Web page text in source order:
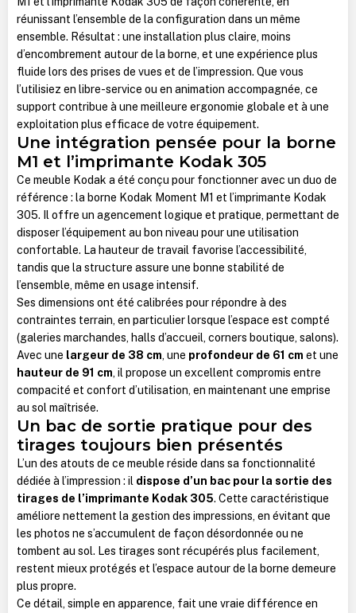
réunissant l’ensemble de la configuration dans un même
ensemble. Résultat : une installation plus claire, moins
d’encombrement autour de la borne, et une expérience plus
fluide lors des prises de vues et de l’impression. Que vous
l’utilisiez en libre-service ou en animation accompagnée, ce
support contribue à une meilleure ergonomie globale et à une
exploitation plus efficace de votre équipement.
Une intégration pensée pour la borne
M1 et l’imprimante Kodak 305
Ce meuble Kodak a été conçu pour fonctionner avec un duo de
référence : la borne Kodak Moment M1 et l’imprimante Kodak
305. Il offre un agencement logique et pratique, permettant de
disposer l’équipement au bon niveau pour une utilisation
confortable. La hauteur de travail favorise l’accessibilité,
tandis que la structure assure une bonne stabilité de
l’ensemble, même en usage intensif.
Ses dimensions ont été calibrées pour répondre à des
contraintes terrain, en particulier lorsque l’espace est compté
(galeries marchandes, halls d’accueil, corners boutique, salons).
Avec une largeur de 38 cm, une profondeur de 61 cm et une
hauteur de 91 cm, il propose un excellent compromis entre
compacité et confort d’utilisation, en maintenant une emprise
au sol maîtrisée.
Un bac de sortie pratique pour des
tirages toujours bien présentés
L’un des atouts de ce meuble réside dans sa fonctionnalité
dédiée à l’impression : il dispose d’un bac pour la sortie des
tirages de l’imprimante Kodak 305. Cette caractéristique
améliore nettement la gestion des impressions, en évitant que
les photos ne s’accumulent de façon désordonnée ou ne
tombent au sol. Les tirages sont récupérés plus facilement,
restent mieux protégés et l’espace autour de la borne demeure
plus propre.
Ce détail, simple en apparence, fait une vraie différence en